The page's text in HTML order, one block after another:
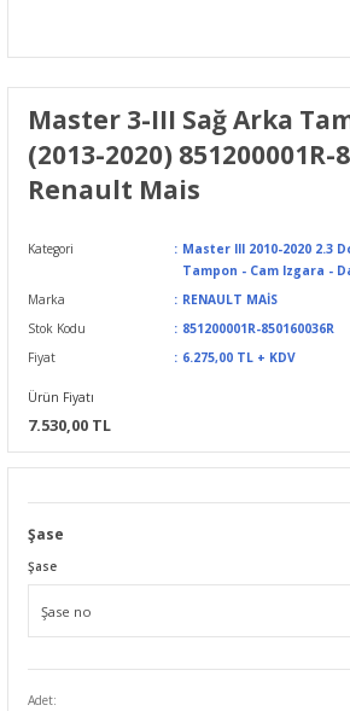
Master 3-III Sağ Arka
(2013-2020) 851200001R-
Renault Mais
Kategori Master III 2010-2020 2.3
Tampon - Cam Izgara -
Marka
RENAULT MAİS
Stok Kodu
851200001R-850160036R
Fiyat
6.275,00 TL + KDV
Ürün Fiyatı
7.530,00 TL
Şase
Şase
Adet: